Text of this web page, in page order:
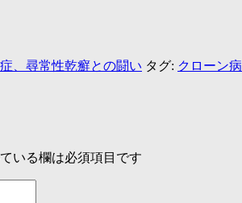
、尋常性乾癬との闘い タグ: クローン病
いる欄は必須項目です